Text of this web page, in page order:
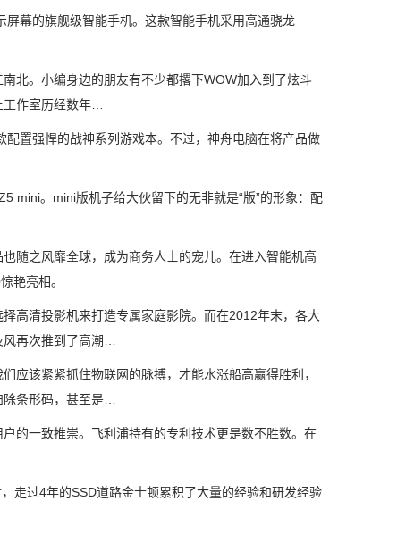
幕的旗舰级智能手机。这款智能手机采用高通骁龙
。小编身边的朋友有不少都撂下WOW加入到了炫斗
作室历经数年…
置强悍的战神系列游戏本。不过，神舟电脑在将产品做
。mini版机子给大伙留下的无非就是“版”的形象：配
之风靡全球，成为商务人士的宠儿。在进入智能机高
艳亮相。
清投影机来打造专属家庭影院。而在2012年末，各大
再次推到了高潮…
该紧紧抓住物联网的脉搏，才能水涨船高赢得胜利，
条形码，甚至是…
一致推崇。飞利浦持有的专利技术更是数不胜数。在
过4年的SSD道路金士顿累积了大量的经验和研发经验